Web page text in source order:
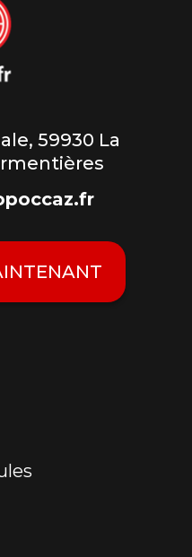
59930 La